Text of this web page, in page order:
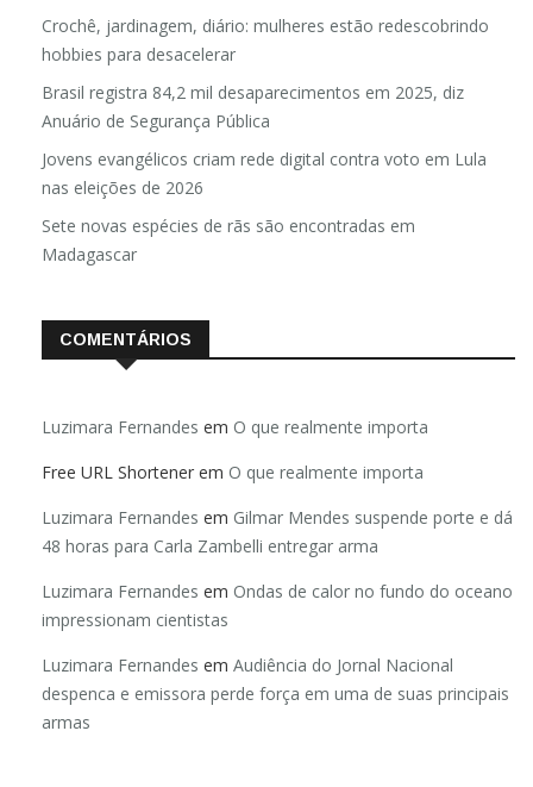
Crochê, jardinagem, diário: mulheres estão redescobrindo
hobbies para desacelerar
Brasil registra 84,2 mil desaparecimentos em 2025, diz
Anuário de Segurança Pública
Jovens evangélicos criam rede digital contra voto em Lula
nas eleições de 2026
Sete novas espécies de rãs são encontradas em
Madagascar
COMENTÁRIOS
Luzimara Fernandes em O que realmente importa
Free URL Shortener em O que realmente importa
Luzimara Fernandes em Gilmar Mendes suspende porte e dá
48 horas para Carla Zambelli entregar arma
Luzimara Fernandes em Ondas de calor no fundo do oceano
impressionam cientistas
Luzimara Fernandes em Audiência do Jornal Nacional
despenca e emissora perde força em uma de suas principais
armas